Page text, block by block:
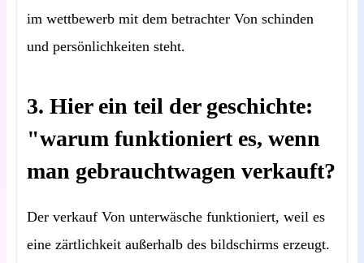
im wettbewerb mit dem betrachter Von schinden
und persönlichkeiten steht.
3. Hier ein teil der geschichte:
"warum funktioniert es, wenn
man gebrauchtwagen verkauft?
Der verkauf Von unterwäsche funktioniert, weil es
eine zärtlichkeit außerhalb des bildschirms erzeugt.